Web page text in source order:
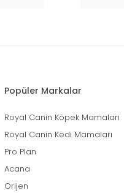
Popüler Markalar
Royal Canin Köpek Mamaları
Royal Canin Kedi Mamaları
Pro Plan
Acana
Orijen